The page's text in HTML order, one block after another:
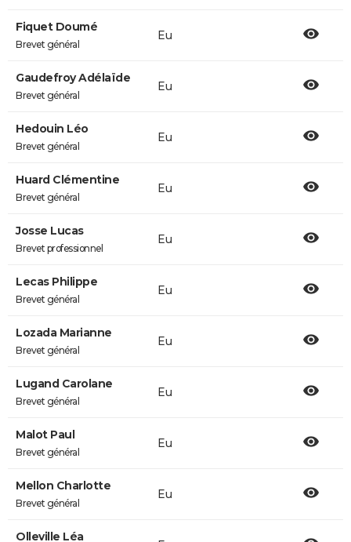
Fiquet Doumé
Brevet général
Eu
Gaudefroy Adélaïde
Brevet général
Eu
Hedouin Léo
Brevet général
Eu
Huard Clémentine
Brevet général
Eu
Josse Lucas
Brevet professionnel
Eu
Lecas Philippe
Brevet général
Eu
Lozada Marianne
Brevet général
Eu
Lugand Carolane
Brevet général
Eu
Malot Paul
Brevet général
Eu
Mellon Charlotte
Brevet général
Eu
Olleville Léa